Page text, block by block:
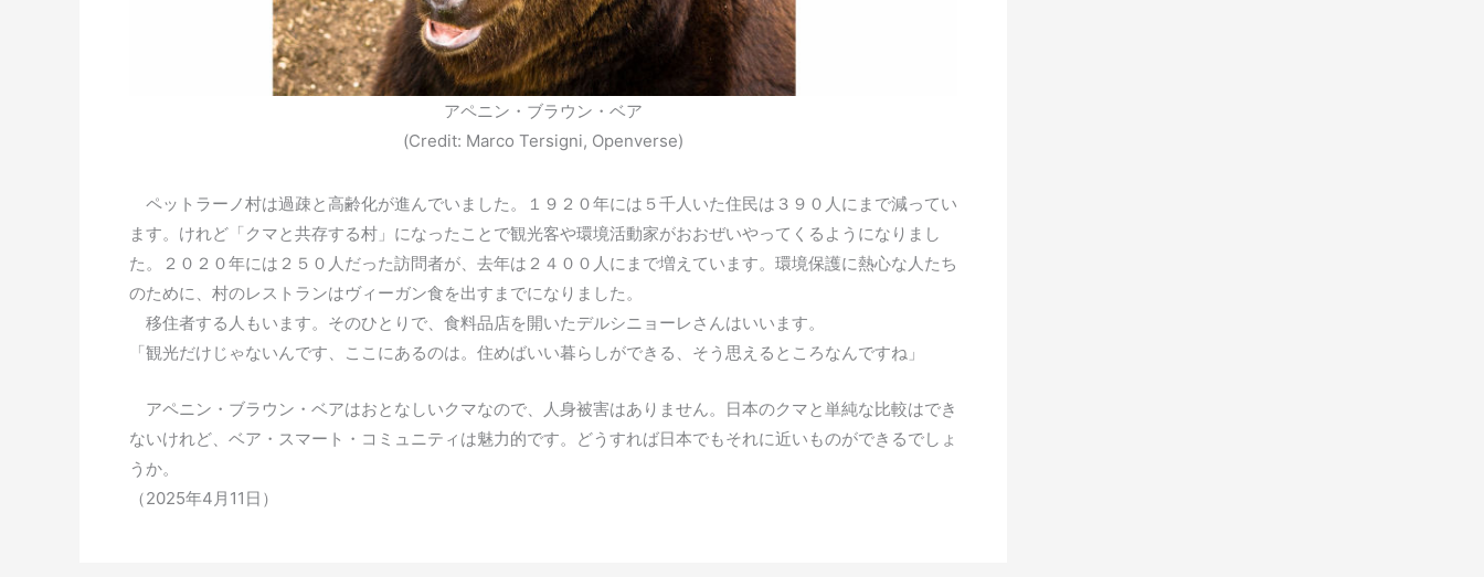
アペニン・ブラウン・ベア
(Credit: Marco Tersigni, Openverse)
ペットラーノ村は過疎と高齢化が進んでいました。１９２０年には５千人いた住民は３９０人にまで減ってい
ます。けれど「クマと共存する村」になったことで観光客や環境活動家がおおぜいやってくるようになりまし
た。２０２０年には２５０人だった訪問者が、去年は２４００人にまで増えています。環境保護に熱心な人たち
のために、村のレストランはヴィーガン食を出すまでになりました。
移住者する人もいます。そのひとりで、食料品店を開いたデルシニョーレさんはいいます。
「観光だけじゃないんです、ここにあるのは。住めばいい暮らしができる、そう思えるところなんですね」
アペニン・ブラウン・ベアはおとなしいクマなので、人身被害はありません。日本のクマと単純な比較はでき
ないけれど、ベア・スマート・コミュニティは魅力的です。どうすれば日本でもそれに近いものができるでしょ
うか。
（2025年4月11日）